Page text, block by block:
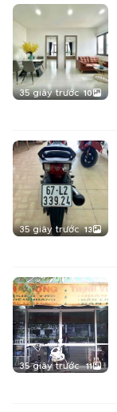
35 giây trước 10
35 giây trước 13
35 giây trước 11